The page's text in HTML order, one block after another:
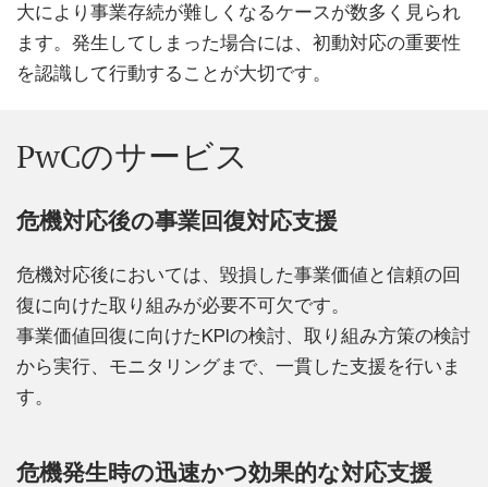
大により事業存続が難しくなるケースが数多く見られ
ます。発生してしまった場合には、初動対応の重要性
を認識して行動することが大切です。
PwCのサービス
危機対応後の事業回復対応支援
危機対応後においては、毀損した事業価値と信頼の回
復に向けた取り組みが必要不可欠です。
事業価値回復に向けたKPIの検討、取り組み方策の検討
から実行、モニタリングまで、一貫した支援を行いま
す。
危機発生時の迅速かつ効果的な対応支援